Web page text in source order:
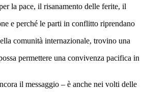
la pace, il risanamento delle ferite, il
e perché le parti in conflitto riprendano
comunità internazionale, trovino una
permettere una convivenza pacifica in
il messaggio – è anche nei volti delle